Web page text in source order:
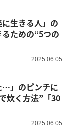
に生きる人」の
ための“5つの
2025.06.05
…」のピンチに
炊く方法”「30
2025.06.05